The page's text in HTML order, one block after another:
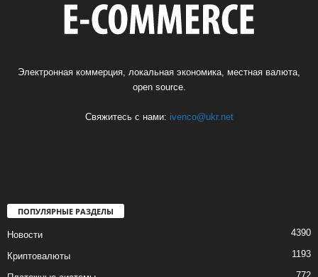
Электронная коммерция, локальная экономика, местная валюта,
open source.
Свяжитесь с нами: ivenco@ukr.net
ПОПУЛЯРНЫЕ РАЗДЕЛЫ
Новости 4390
Криптовалюты 1193